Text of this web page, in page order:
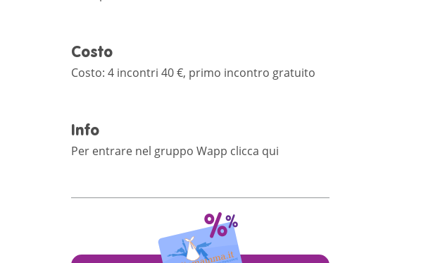
Costo
Costo: 4 incontri 40 €, primo incontro gratuito
Info
Per entrare nel gruppo Wapp clicca qui